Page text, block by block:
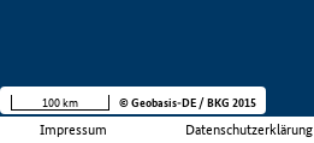
Impressum Datenschutzerklärung
100 km © Geobasis-DE / BKG 2015